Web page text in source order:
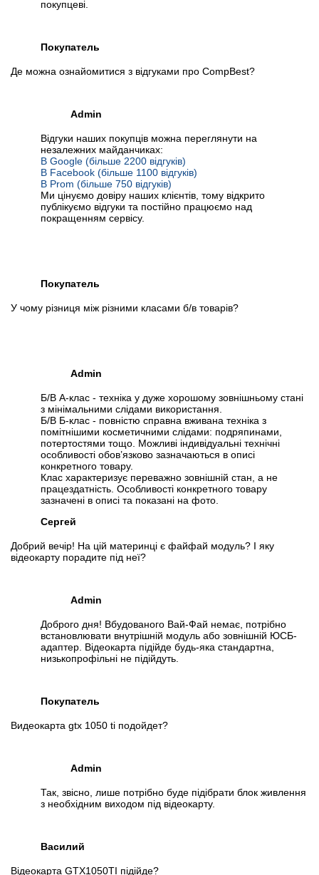
покупцеві.
Покупатель
Де можна ознайомитися з відгуками про CompBest?
Admin
Відгуки наших покупців можна переглянути на
незалежних майданчиках:
В Google (більше 2200 відгуків)
В Facebook (більше 1100 відгуків)
В Prom (більше 750 відгуків)
Ми цінуємо довіру наших клієнтів, тому відкрито
публікуємо відгуки та постійно працюємо над
покращенням сервісу.
Покупатель
У чому різниця між різними класами б/в товарів?
Admin
Б/В А-клас - техніка у дуже хорошому зовнішньому стані
з мінімальними слідами використання.
Б/В Б-клас - повністю справна вживана техніка з
помітнішими косметичними слідами: подряпинами,
потертостями тощо. Можливі індивідуальні технічні
особливості обов’язково зазначаються в описі
конкретного товару.
Клас характеризує переважно зовнішній стан, а не
працездатність. Особливості конкретного товару
зазначені в описі та показані на фото.
Сергей
Добрий вечір! На цій материнці є файфай модуль? І яку
відеокарту порадите під неї?
Admin
Доброго дня! Вбудованого Вай-Фай немає, потрібно
встановлювати внутрішній модуль або зовнішній ЮСБ-
адаптер. Відеокарта підійде будь-яка стандартна,
низькопрофільні не підійдуть.
Покупатель
Видеокарта gtx 1050 ti подойдет?
Admin
Так, звісно, лише потрібно буде підібрати блок живлення
з необхідним виходом під відеокарту.
Василий
Відеокарта GTX1050TI підійде?